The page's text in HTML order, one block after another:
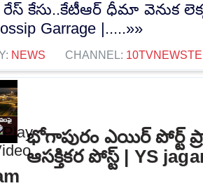
కేసు..కేటీఆర్ ధీమా వెనుక
Garrage |.....»»
NEWS CHANNEL:
భోగాపురం ఎయిర్ పోర్ట్
ఆసక్తికర పోస్ట్ | YS